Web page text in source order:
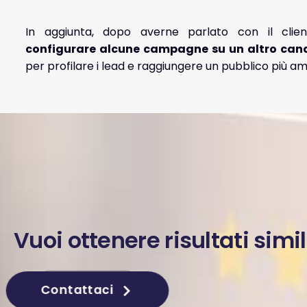
In aggiunta, dopo averne parlato con il
configurare alcune campagne su un altro
per profilare i lead e raggiungere un pubblico più
Vuoi ottenere risultati
Contattaci